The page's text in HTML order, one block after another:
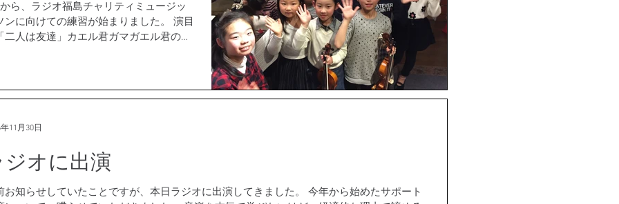
ら、ラジオ福島チャリティミュージッ
ンに向けての練習が始まりました。 演目
二人は友達」カエル君ガマガエル君の友
ジオに出演
お知らせしていたことですが、本日ラジオに出演してきました。 今年から始めたサポート
11月30日